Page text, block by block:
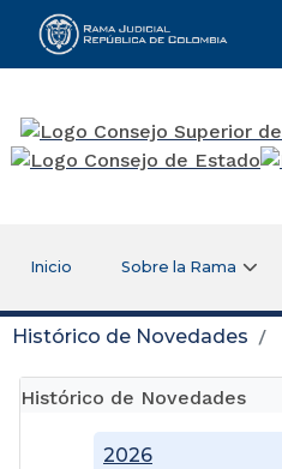
Rama Judicial
Inicio Sobre la Rama
Histórico de Novedades
Histórico de Novedades
2026